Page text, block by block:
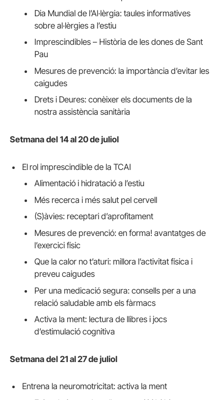
Dia Mundial de l’Al·lèrgia: taules informatives
sobre al·lèrgies a l’estiu
Imprescindibles – Història de les dones de Sant
Pau
Mesures de prevenció: la importància d’evitar les
caigudes
Drets i Deures: conèixer els documents de la
nostra assistència sanitària
Setmana del 14 al 20 de juliol
El rol imprescindible de la TCAI
Alimentació i hidratació a l’estiu
Més recerca i més salut pel cervell
(S)àvies: receptari d’aprofitament
Mesures de prevenció: en forma! avantatges de
l’exercici físic
Que la calor no t’aturi: millora l’activitat física i
preveu caigudes
Per una medicació segura: consells per a una
relació saludable amb els fàrmacs
Activa la ment: lectura de llibres i jocs
d’estimulació cognitiva
Setmana del 21 al 27 de juliol
Entrena la neuromotricitat: activa la ment